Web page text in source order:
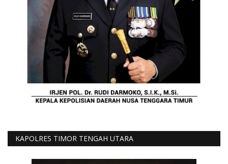
KAPOLRES TIMOR TENGAH UTARA